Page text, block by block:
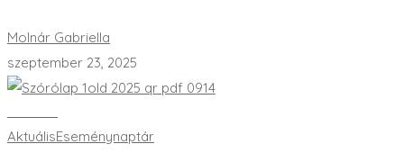
Molnár Gabriella
szeptember 23, 2025
AktuálisEseménynaptár